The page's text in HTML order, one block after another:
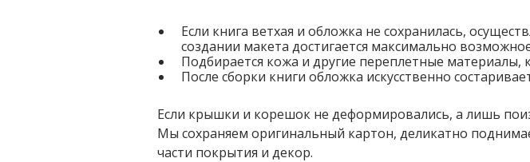
Если книга ветхая и обложка не сохранилась,
создании макета достигается максимально
Подбирается кожа и другие переплетные
После сборки книги обложка искусственно
Если крышки и корешок не деформировались, а лишь
Мы сохраняем оригинальный картон, деликатно
части покрытия и декор.